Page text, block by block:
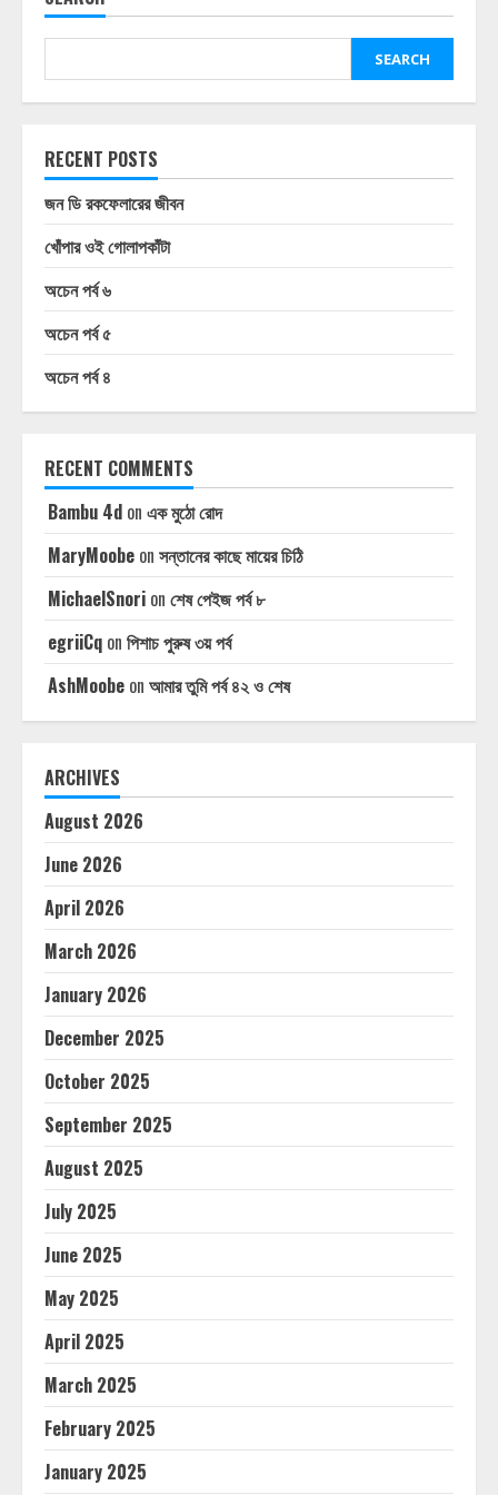
SEARCH
RECENT POSTS
জন ডি রকফেলারের জীবন
খোঁপার ওই গোলাপকাঁটা
অচেন পর্ব ৬
অচেন পর্ব ৫
অচেন পর্ব ৪
RECENT COMMENTS
Bambu 4d on এক মুঠো রোদ
MaryMoobe on সন্তানের কাছে মায়ের চিঠি
MichaelSnori on শেষ পেইজ পর্ব ৮
egriiCq on পিশাচ পুরুষ ৩য় পর্ব
AshMoobe on আমার তুমি পর্ব ৪২ ও শেষ
ARCHIVES
August 2026
June 2026
April 2026
March 2026
January 2026
December 2025
October 2025
September 2025
August 2025
July 2025
June 2025
May 2025
April 2025
March 2025
February 2025
January 2025